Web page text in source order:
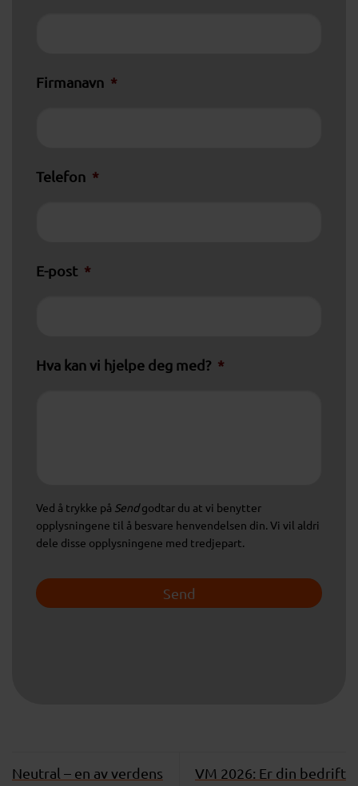
Firmanavn *
Telefon *
E-post *
Hva kan vi hjelpe deg med? *
Ved å trykke på Sendgodtar du at vi benytter
opplysningene til å besvare henvendelsen din. Vi vil aldri
dele disse opplysningene med tredjepart.
Neutral – en av verdens
VM 2026: Er din bedrift